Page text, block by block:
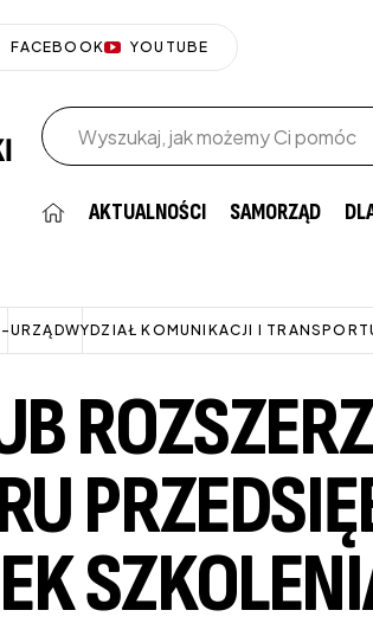
FACEBOOK YOUTUBE
Wpisz szukaną frazę
AKTUALNOŚCI SAMORZĄD
URZĄDWYDZIAŁ KOMUNIKACJI I